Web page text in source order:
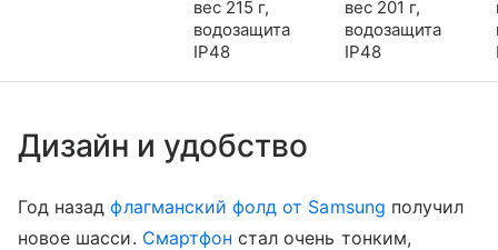
вес 215 г,
водозащита
IP48
вес 201 г,
водозащита
IP48
Дизайн и удобство
Год назадфлагманский фолд от Samsung получил
новое шасси. Смартфон стал очень тонким,